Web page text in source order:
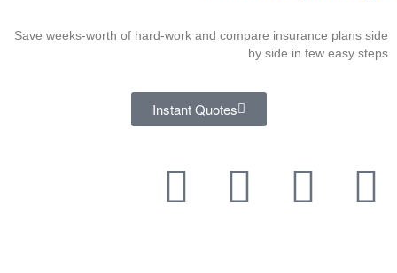
Save weeks-worth of hard-work and compare insurance plans side
by side in few easy steps
Instant Quotes